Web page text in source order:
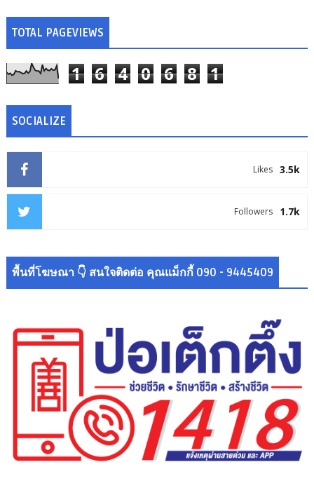
TOTAL PAGEVIEWS
1 6 4 0 6 8 1
SOCIALIZE
3.5k
Likes
1.7k
Followers
พื้นที่โฆษณา 👇 สนใจติดต่อ คุณแม็กกี้ 090 - 9445409